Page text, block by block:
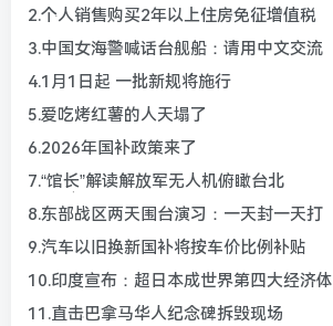
2.个人销售购买2年以上住房免征增值税
3.中国女海警喊话台舰船：请用中文交流
4.1月1日起 一批新规将施行
5.爱吃烤红薯的人天塌了
6.2026年国补政策来了
7.“馆长”解读解放军无人机俯瞰台北
8.东部战区两天围台演习：一天封一天打
9.汽车以旧换新国补将按车价比例补贴
10.印度宣布：超日本成世界第四大经济体
11.直击巴拿马华人纪念碑拆毁现场